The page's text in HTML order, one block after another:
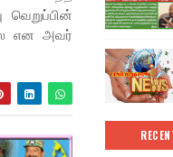
வெறுப்பின்
என அவர்